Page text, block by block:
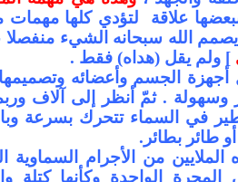
علاقة
لتؤدي كلها مهمات
الله سبحانه الشيء منفصلا
] ولم يقل (هداه) فقط .
الجسم وأعضائه وتصميمها
وسهولة . ثمّ أنظر إلى آلاف
في السماء تتحرك بسرعة
طائر بطائر.
من الأجرام السماوية
الواحدة وكأنها كتلة